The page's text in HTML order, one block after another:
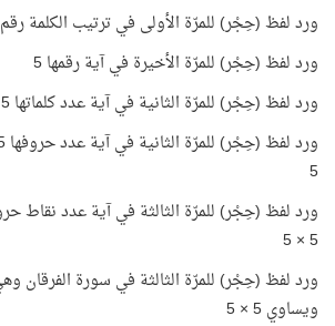
ورد لفظ (حِجْر) للمرّة الأولى في ترتيب الكلمة رقم 5 من بداية الآية!
ورد لفظ (حِجْر) للمرّة الأخيرة في آية رقمها 5
ورد لفظ (حِجْر) للمرّة الثانية في آية عدد كلماتها 5 كلمات.
5
5 × 5
ويساوي 5 × 5